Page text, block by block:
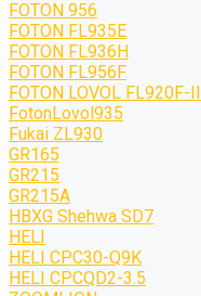
FOTON 956
FOTON FL935E
FOTON FL936H
FOTON FL956F
FOTON LOVOL FL920F-II
FotonLovol935
Fukai ZL930
GR165
GR215
GR215A
HBXG Shehwa SD7
HELI
HELI CPC30-Q9K
HELI CPCQD2-3.5